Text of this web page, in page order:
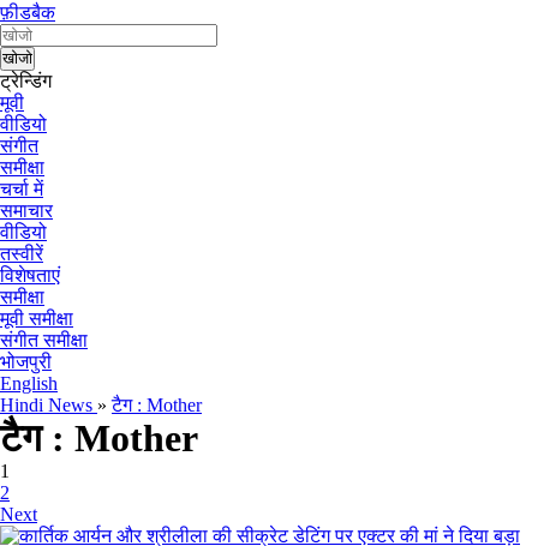
फ़ीडबैक
ट्रेन्डिंग
मूवी
वीडियो
संगीत
समीक्षा
चर्चा में
समाचार
वीडियो
तस्वीरें
विशेषताएं
समीक्षा
मूवी समीक्षा
संगीत समीक्षा
भोजपुरी
English
Hindi News »टैग : Mother
टैग : Mother
1
2
Next